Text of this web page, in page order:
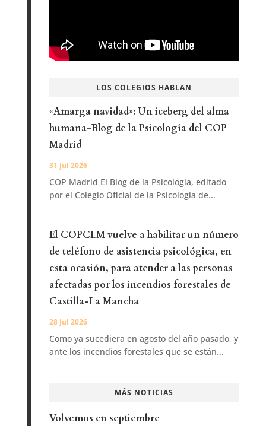
LOS COLEGIOS HABLAN
«Amarga navidad»: Un iceberg del alma
humana-Blog de la Psicología del COP
Madrid
31 Jul 2026
COP Madrid El Blog de la Psicología, editado
por el Colegio Oficial de la Psicología de...
El COPCLM vuelve a habilitar un número
de teléfono de asistencia psicológica, en
esta ocasión, para atender a las personas
afectadas por los incendios forestales de
Castilla-La Mancha
28 Jul 2026
Como ya sucediera en agosto del año pasado, y
ante los incendios forestales que se están...
MÁS NOTICIAS
Volvemos en septiembre